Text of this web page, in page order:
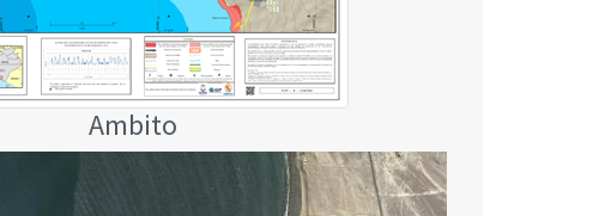
Ambito